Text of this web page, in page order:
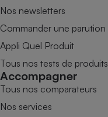
Nos newsletters
Commander une parution
Appli Quel Produit
Tous nos tests de produits
Accompagner
Tous nos comparateurs
Nos services